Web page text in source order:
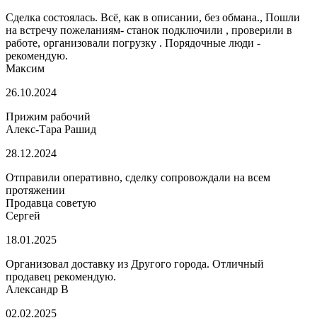
Сделка состоялась. Всё, как в описании, без обмана., Пошли
на встречу пожеланиям- станок подключили , проверили в
работе, организовали погрузку . Порядочные люди -
рекомендую.
Максим
26.10.2024
Прижим рабочий
Алекс-Тара Рашид
28.12.2024
Отправили оперативно, сделку сопровождали на всем
протяжении
Продавца советую
Сергей
18.01.2025
Организовал доставку из Другого города. Отличный
продавец рекомендую.
Александр В
02.02.2025